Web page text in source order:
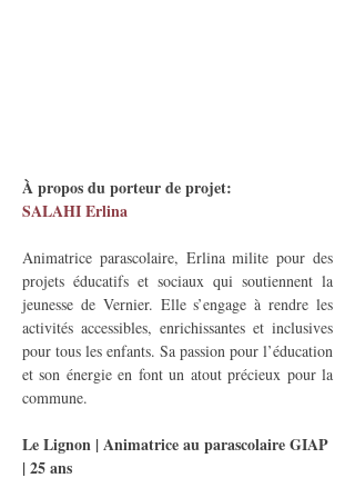
À propos du porteur de projet:
SALAHI Erlina
Animatrice parascolaire, Erlina milite pour des
projets éducatifs et sociaux qui soutiennent la
jeunesse de Vernier. Elle s’engage à rendre les
activités accessibles, enrichissantes et inclusives
pour tous les enfants. Sa passion pour l’éducation
et son énergie en font un atout précieux pour la
commune.
Le Lignon | Animatrice au parascolaire GIAP
| 25 ans